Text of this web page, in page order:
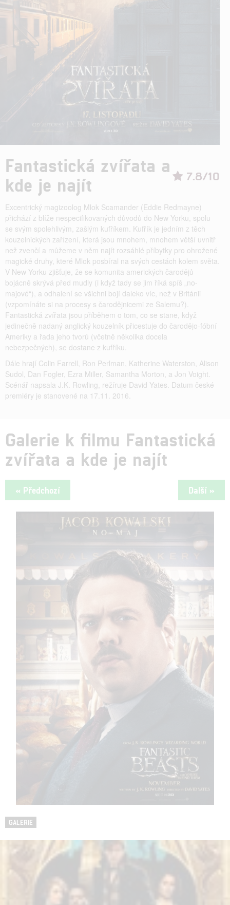
7.8/10
Fantastická zvířata a
kde je najít
Excentrický magizoolog Mlok Scamander (Eddie Redmayne)
přichází z blíže nespecifikovaných důvodů do New Yorku, spolu
se svým spolehlivým, zašlým kufříkem. Kufřík je jedním z těch
kouzelnických zařízení, která jsou mnohem, mnohem větší uvnitř
než zvenčí a můžeme v něm najít rozsáhlé příbytky pro ohrožené
magické druhy, které Mlok posbíral na svých cestách kolem světa.
V New Yorku zjišťuje, že se komunita amerických čarodějů
bojácně skrývá před mudly (i když tady se jim říká spíš „no-
majové“), a odhalení se všichni bojí daleko víc, než v Británii
(vzpomínáte si na procesy s čarodějnicemi ze Salemu?).
Fantastická zvířata jsou příběhem o tom, co se stane, když
jedinečně nadaný anglický kouzelník přicestuje do čarodějo-fóbní
Ameriky a řada jeho tvorů (včetně několika docela
nebezpečných), se dostane z kufříku.
Dále hrají Colin Farrell, Ron Perlman, Katherine Waterston, Alison
Sudol, Dan Fogler, Ezra Miller, Samantha Morton, a Jon Voight.
Scénář napsala J.K. Rowling, režíruje David Yates. Datum české
premiéry je stanovené na 17.11. 2016.
Galerie k filmu Fantastická
zvířata a kde je najít
« Předchozí Další »
GALERIE